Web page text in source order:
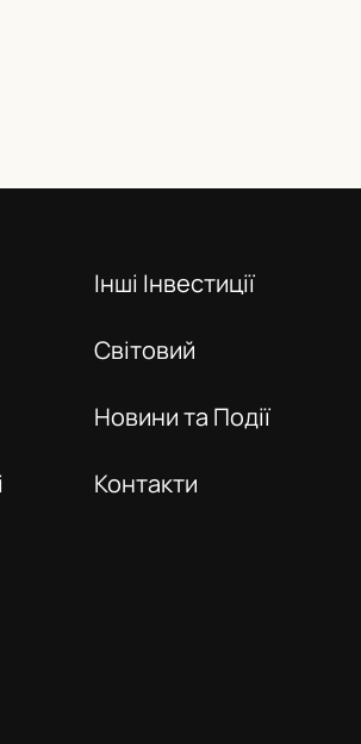
Інші Інвестиції
Світовий
Новини та Події
Контакти